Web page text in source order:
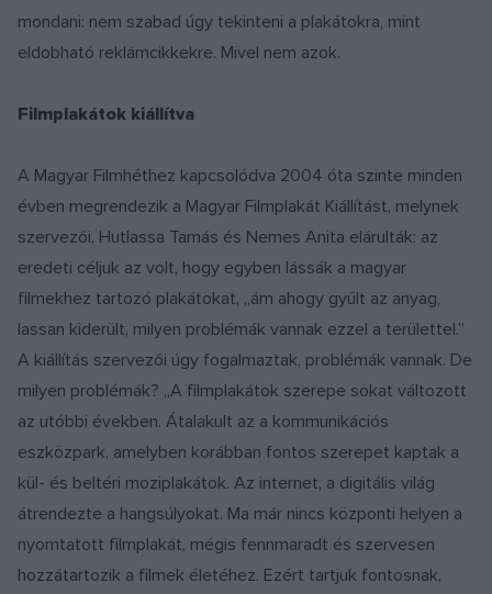
mondani: nem szabad úgy tekinteni a plakátokra, mint
eldobható reklámcikkekre. Mivel nem azok.
Filmplakátok kiállítva
A Magyar Filmhéthez kapcsolódva 2004 óta szinte minden
évben megrendezik a Magyar Filmplakát Kiállítást, melynek
szervezői, Hutlassa Tamás és Nemes Anita elárulták: az
eredeti céljuk az volt, hogy egyben lássák a magyar
filmekhez tartozó plakátokat, „ám ahogy gyűlt az anyag,
lassan kiderült, milyen problémák vannak ezzel a területtel.”
A kiállítás szervezői úgy fogalmaztak, problémák vannak. De
milyen problémák? „A filmplakátok szerepe sokat változott
az utóbbi években. Átalakult az a kommunikációs
eszközpark, amelyben korábban fontos szerepet kaptak a
kül- és beltéri moziplakátok. Az internet, a digitális világ
átrendezte a hangsúlyokat. Ma már nincs központi helyen a
nyomtatott filmplakát, mégis fennmaradt és szervesen
hozzátartozik a filmek életéhez. Ezért tartjuk fontosnak,